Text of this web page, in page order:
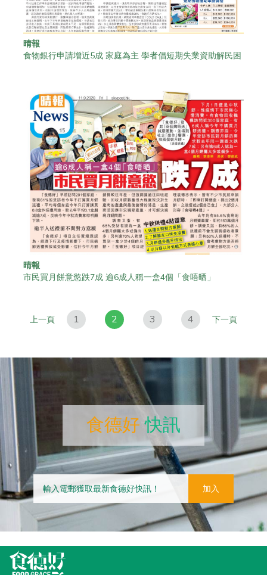
晴報
食物銀行申請增近5成 家庭為主 學者倡短期失業資助解民困
晴報
市民買月餅意慾跌7成 逾6成人稱一盒4個「食唔晒」
上一頁 1 2 3 4 下一頁
食德好 快訊
加入